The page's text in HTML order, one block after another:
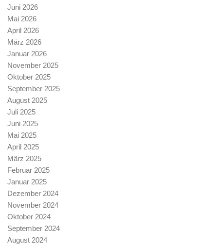
Juni 2026
Mai 2026
April 2026
März 2026
Januar 2026
November 2025
Oktober 2025
September 2025
August 2025
Juli 2025
Juni 2025
Mai 2025
April 2025
März 2025
Februar 2025
Januar 2025
Dezember 2024
November 2024
Oktober 2024
September 2024
August 2024